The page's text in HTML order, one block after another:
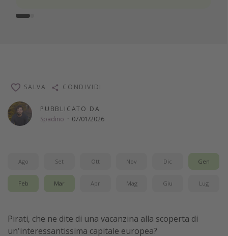
PUBBLICATO DA
Spadino · 07/01/2026
SALVA CONDIVIDI
Ago Set Ott Nov Dic Gen
Feb Mar Apr Mag Giu Lug
Pirati, che ne dite di una vacanzina alla scoperta di
un'interessantissima capitale europea?